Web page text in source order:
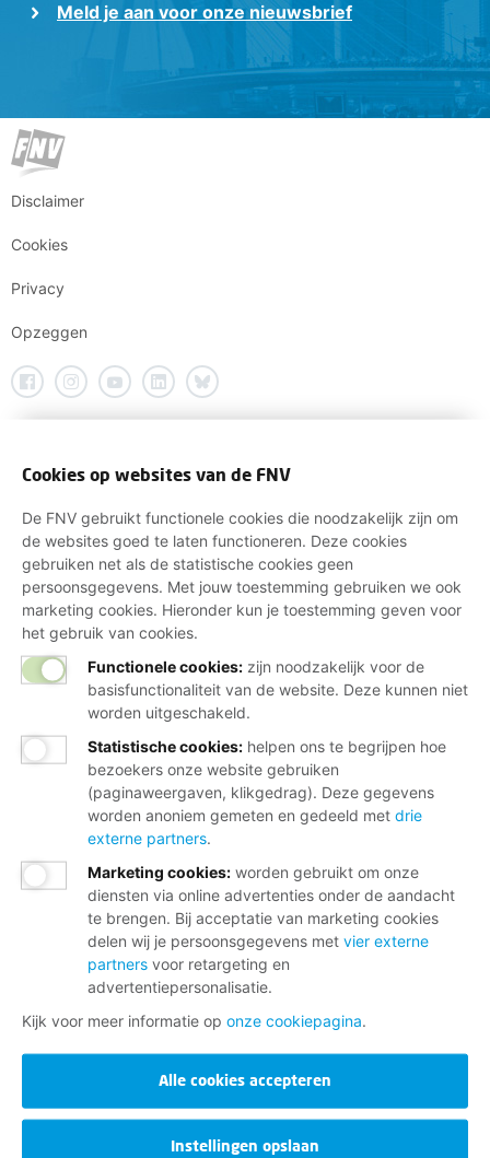
Meld je aan voor onze nieuwsbrief
Disclaimer
Cookies
Privacy
Opzeggen
Cookies op websites van de FNV
De FNV gebruikt functionele cookies die noodzakelijk zijn om
de websites goed te laten functioneren. Deze cookies
gebruiken net als de statistische cookies geen
persoonsgegevens. Met jouw toestemming gebruiken we ook
marketing cookies. Hieronder kun je toestemming geven voor
het gebruik van cookies.
Functionele cookies: zijn noodzakelijk voor de
basisfunctionaliteit van de website. Deze kunnen niet
worden uitgeschakeld.
Statistische cookies: helpen ons te begrijpen hoe
bezoekers onze website gebruiken
(paginaweergaven, klikgedrag). Deze gegevens
worden anoniem gemeten en gedeeld met drie
externe partners.
Marketing cookies: worden gebruikt om onze
diensten via online advertenties onder de aandacht
te brengen. Bij acceptatie van marketing cookies
delen wij je persoonsgegevens met vier externe
partners voor retargeting en
advertentiepersonalisatie.
Kijk voor meer informatie op onze cookiepagina.
Alle cookies accepteren
Instellingen opslaan